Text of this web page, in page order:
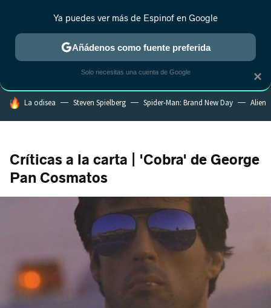
MENÚ NUEVO
ESTRENOS REALITY ANIME RANKINGS CINE
HOY SE HABLA DE
La odisea Steven Spielberg Spider-Man: Brand New Day Alien
Críticas a la carta | 'Cobra' de George
Pan Cosmatos
×
Ya puedes ver más de Espinof en Google
Añádenos como fuente preferida
Solo necesitas una cuenta de Google